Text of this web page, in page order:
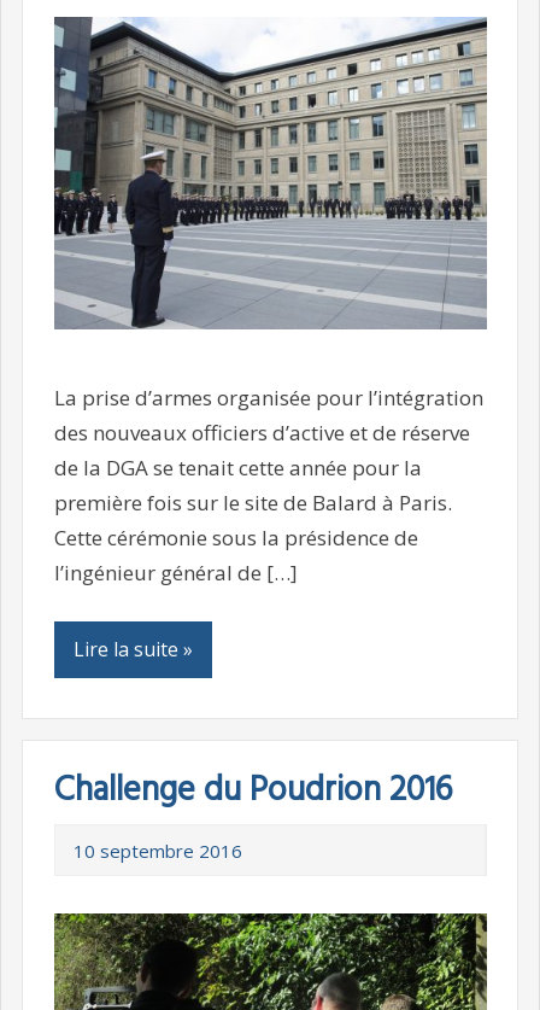
La prise d’armes organisée pour l’intégration
des nouveaux officiers d’active et de réserve
de la DGA se tenait cette année pour la
première fois sur le site de Balard à Paris.
Cette cérémonie sous la présidence de
l’ingénieur général de […]
Lire la suite »
Challenge du Poudrion 2016
10 septembre 2016